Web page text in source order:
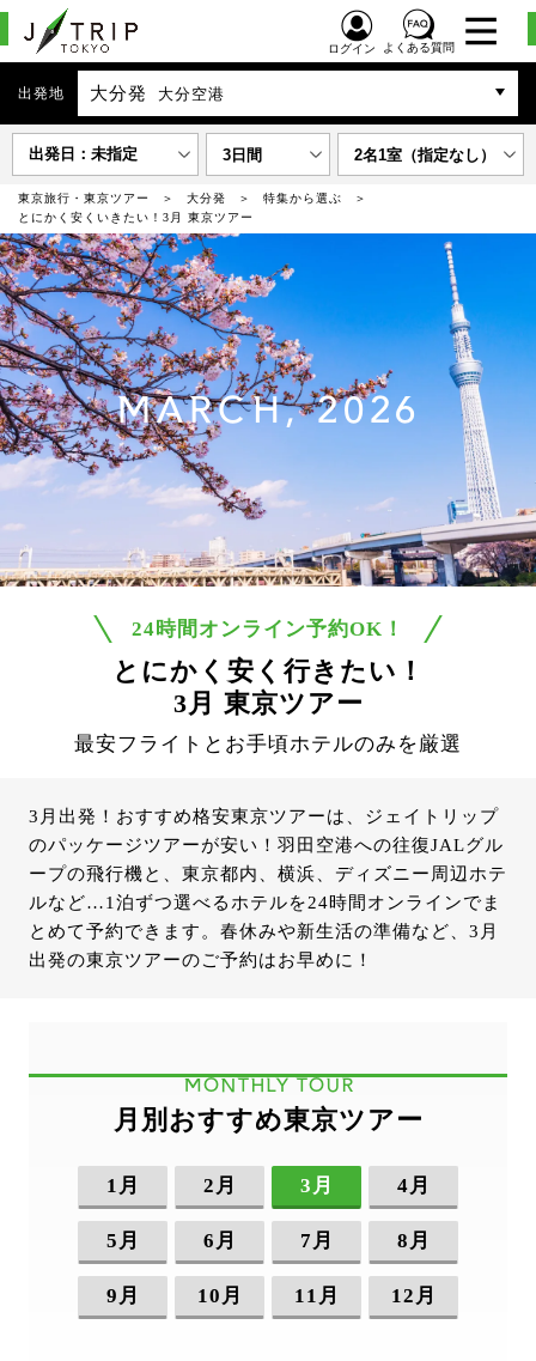
ログイン よくある質問
出発地 大分発 大分空港
出発日：未指定 3日間 2名1室（指定なし）
東京旅行・東京ツアー 大分発
特集から選ぶ
とにかく安くいきたい！3月 東京ツアー
MARCH, 2026
24時間オンライン予約OK！
とにかく安く行きたい！
3月 東京ツアー
最安フライトとお手頃ホテルのみを厳選
3月出発！おすすめ格安東京ツアーは、ジェイトリップ
のパッケージツアーが安い！羽田空港への往復JALグル
ープの飛行機と、東京都内、横浜、ディズニー周辺ホテ
ルなど…1泊ずつ選べるホテルを24時間オンラインでま
とめて予約できます。春休みや新生活の準備など、3月
出発の東京ツアーのご予約はお早めに！
MONTHLY TOUR
月別おすすめ東京ツアー
1月 2月 3月 4月
5月 6月 7月 8月
9月 10月 11月 12月